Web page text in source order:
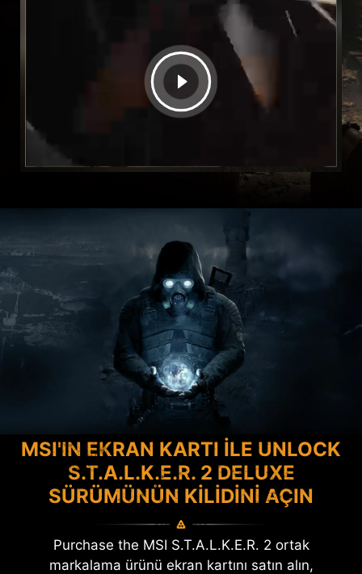
MSI'IN EKRAN KARTI İLE UNLOCK
S.T.A.L.K.E.R. 2 DELUXE
SÜRÜMÜNÜN KİLİDİNİ AÇIN
Purchase the MSI S.T.A.L.K.E.R. 2 ortak
markalama ürünü ekran kartını satın alın,